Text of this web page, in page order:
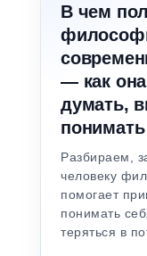
В чем
— как
думать,
Разбираем,
человеку
помогает
понимать
теряться в